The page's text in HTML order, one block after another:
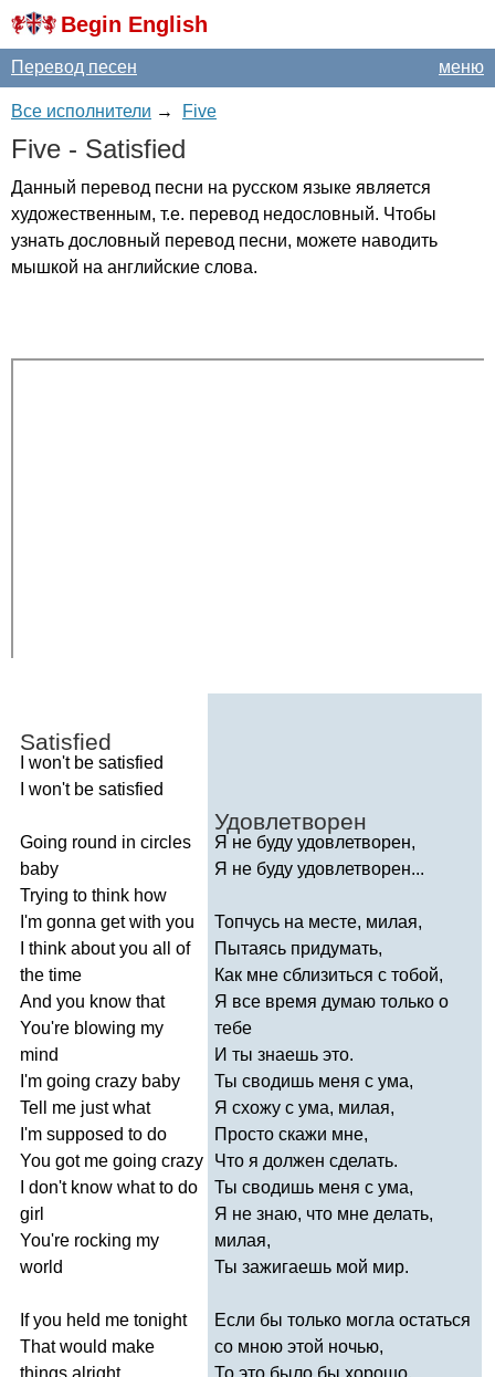
Begin English
меню
Перевод песен
Все исполнители → Five
Five - Satisfied
Данный перевод песни на русском языке является
художественным, т.е. перевод недословный. Чтобы
узнать дословный перевод песни, можете наводить
мышкой на английские слова.
Satisfied
won't be satisfied
won't be satisfied
Going round in circles
baby
Trying to think how
I'm gonna get with you
think about you all
of
the time
And you know that
You're blowing my
mind
I'm going crazy baby
Tell
me just what
I'm supposed to do
You got me going crazy
don't know what to do
girl
You're rocking my
world
If you held me tonight
That would make
things alright
Удовлетворен
Я не буду удовлетворен,
Я не буду удовлетворен...
Топчусь на месте, милая,
Пытаясь придумать,
Как мне сблизиться с тобой,
Я все время думаю только о
тебе
И ты знаешь это.
Ты сводишь меня с ума,
Я схожу с ума, милая,
Просто скажи мне,
Что я должен сделать.
Ты сводишь меня с ума,
Я не знаю, что мне делать,
милая,
Ты зажигаешь мой мир.
Если бы только могла остаться
со мною этой ночью,
То это было бы хорошо,